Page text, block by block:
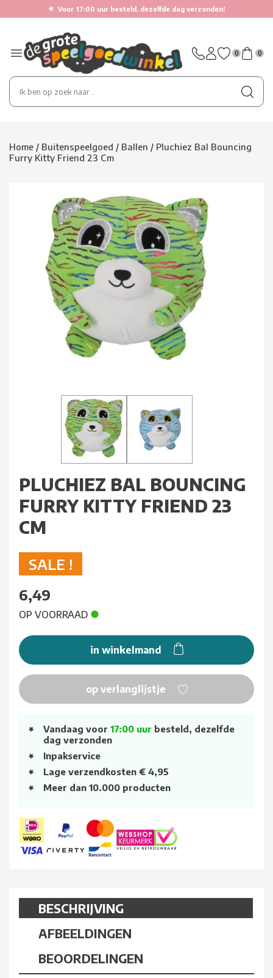
★ Voor 17:00 uur besteld, dezelfde dag verzonden!
0 0
Home / Buitenspeelgoed / Ballen / Pluchiez Bal Bouncing
Furry Kitty Friend 23 Cm
PLUCHIEZ BAL BOUNCING
FURRY KITTY FRIEND 23
CM
SALE !
6,49
OP VOORRAAD
in winkelmand
op verlanglijstje
Vandaag voor 17:00 uur besteld, dezelfde
dag verzonden
Inpakservice
Lage verzendkosten € 4,95
Meer dan 10.000 producten
BESCHRIJVING
AFBEELDINGEN
BEOORDELINGEN